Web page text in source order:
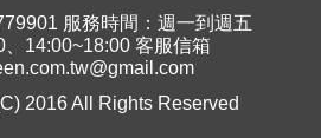
服務時間：週一到週五
、14:00~18:00 客服信箱
2016 All Rights Reserved